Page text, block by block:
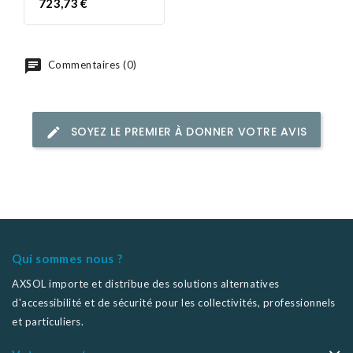
723,73 €
Commentaires (0)
SOYEZ LE PREMIER À DONNER VOTRE AVIS
Qui sommes nous ?
AXSOL importe et distribue des solutions alternatives
d'accessibilité et de sécurité pour les collectivités, professionnels
et particuliers.